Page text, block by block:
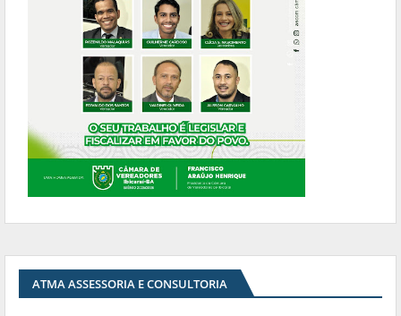
ATMA ASSESSORIA E CONSULTORIA